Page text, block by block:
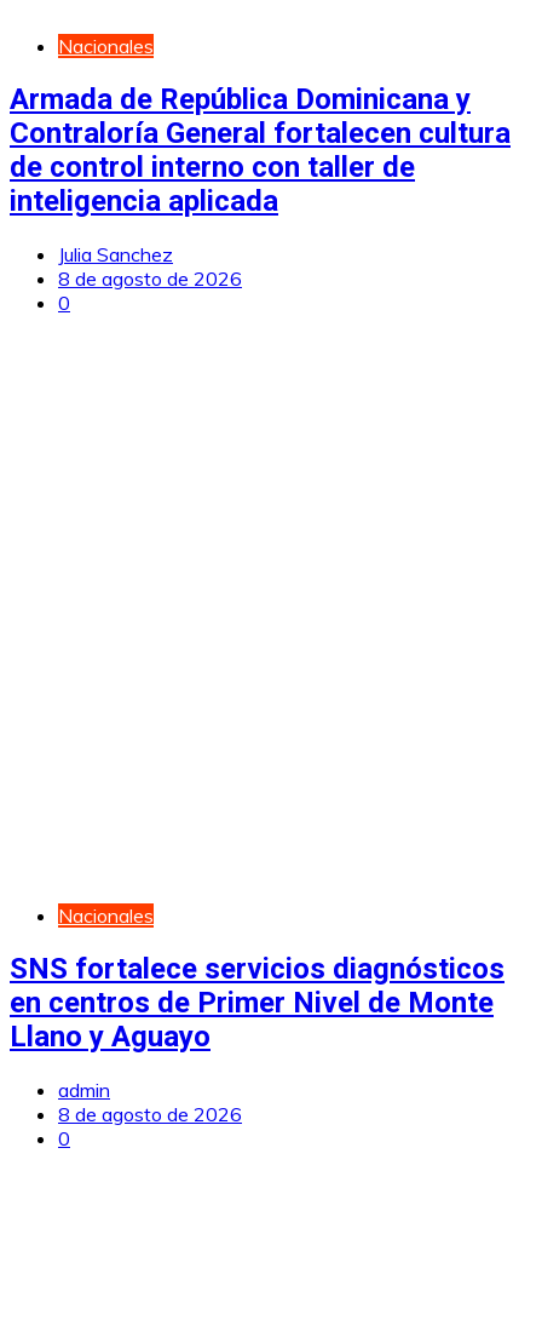
Nacionales
Armada de República Dominicana y
Contraloría General fortalecen cultura
de control interno con taller de
inteligencia aplicada
Julia Sanchez
8 de agosto de 2026
0
Nacionales
SNS fortalece servicios diagnósticos
en centros de Primer Nivel de Monte
Llano y Aguayo
admin
8 de agosto de 2026
0